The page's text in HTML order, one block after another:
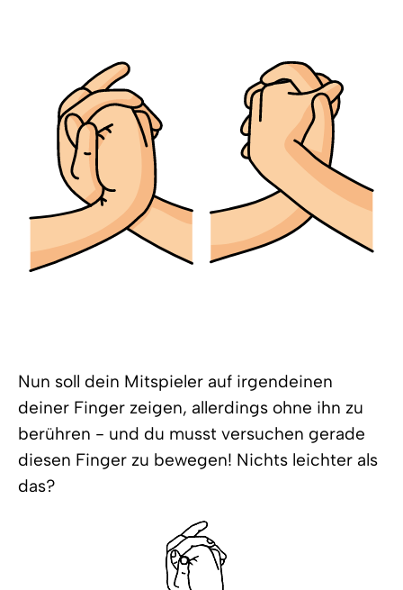
Nun soll dein Mitspieler auf irgendeinen
deiner Finger zeigen, allerdings ohne ihn zu
berühren - und du musst versuchen gerade
diesen Finger zu bewegen! Nichts leichter als
das?